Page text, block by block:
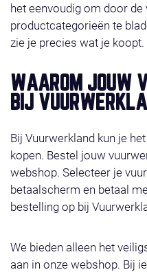
het eenvoudig om door
productcategorieën te
zie je precies wat je koopt.
WAAROM JOUW
BIJ
Bij Vuurwerkland kun je
kopen. Bestel jouw
webshop. Selecteer je
betaalscherm en betaal
bestelling op bij
We bieden alleen het
aan in onze webshop. Bij